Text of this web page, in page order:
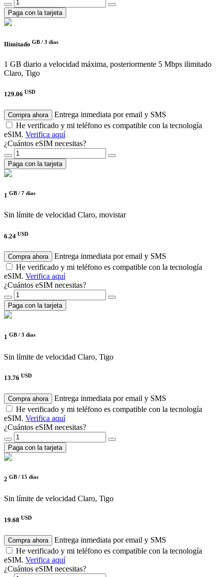
Paga con la tarjeta
Ilimitado GB / 3 días
1 GB diario a velocidad máxima, posteriormente 5 Mbps ilimitado
Claro, Tigo
129.06 USD
Compra ahora
Entrega inmediata por email y SMS
He verificado y mi teléfono es compatible con la tecnología
eSIM. Verifica aquí
¿Cuántos eSIM necesitas?
Paga con la tarjeta
1 GB / 7 días
Sin límite de velocidad Claro, movistar
6.24 USD
Compra ahora
Entrega inmediata por email y SMS
He verificado y mi teléfono es compatible con la tecnología
eSIM. Verifica aquí
¿Cuántos eSIM necesitas?
Paga con la tarjeta
1 GB / 3 días
Sin límite de velocidad Claro, Tigo
13.76 USD
Compra ahora
Entrega inmediata por email y SMS
He verificado y mi teléfono es compatible con la tecnología
eSIM. Verifica aquí
¿Cuántos eSIM necesitas?
Paga con la tarjeta
2 GB / 15 días
Sin límite de velocidad Claro, Tigo
19.68 USD
Compra ahora
Entrega inmediata por email y SMS
He verificado y mi teléfono es compatible con la tecnología
eSIM. Verifica aquí
¿Cuántos eSIM necesitas?